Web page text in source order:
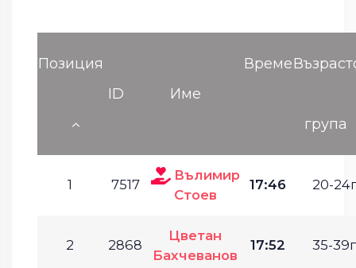
Позиция
ID
Име
Време
група
1 7517
Вълимир
Стоев
17:46 20-
2 2868
Цветан
Бахчеванов
17:52 35-